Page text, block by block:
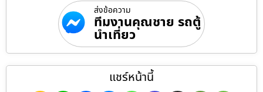
ส่งข้อความ
ทีมงานคุณชาย รถตู้
นำเที่ยว
แชร์หน้านี้